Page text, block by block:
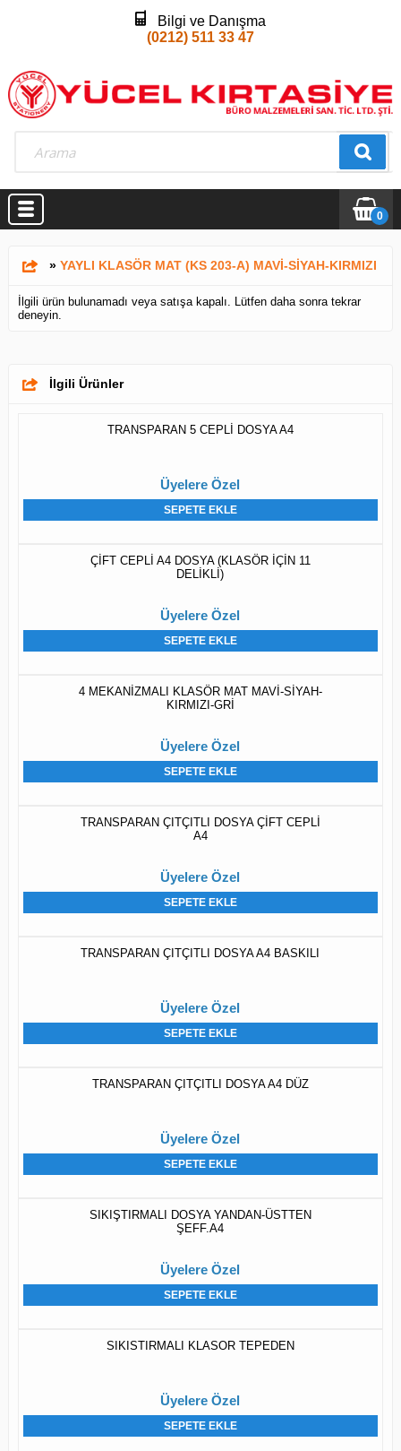
Bilgi ve Danışma
(0212) 511 33 47
0
» YAYLI KLASÖR MAT (KS 203-A) MAVİ-SİYAH-KIRMIZI
İlgili ürün bulunamadı veya satışa kapalı. Lütfen daha sonra tekrar
deneyin.
İlgili Ürünler
TRANSPARAN 5 CEPLİ DOSYA A4
Üyelere Özel
SEPETE EKLE
ÇİFT CEPLİ A4 DOSYA (KLASÖR İÇİN 11
DELİKLİ)
Üyelere Özel
SEPETE EKLE
4 MEKANİZMALI KLASÖR MAT MAVİ-SİYAH-
KIRMIZI-GRİ
Üyelere Özel
SEPETE EKLE
TRANSPARAN ÇITÇITLI DOSYA ÇİFT CEPLİ
A4
Üyelere Özel
SEPETE EKLE
TRANSPARAN ÇITÇITLI DOSYA A4 BASKILI
Üyelere Özel
SEPETE EKLE
TRANSPARAN ÇITÇITLI DOSYA A4 DÜZ
Üyelere Özel
SEPETE EKLE
SIKIŞTIRMALI DOSYA YANDAN-ÜSTTEN
ŞEFF.A4
Üyelere Özel
SEPETE EKLE
SIKISTIRMALI KLASOR TEPEDEN
Üyelere Özel
SEPETE EKLE